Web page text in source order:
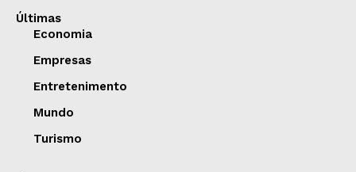
Últimas
Economia
Empresas
Entretenimento
Mundo
Turismo